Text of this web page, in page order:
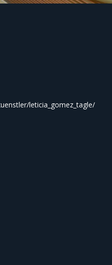
leticia_gomez_tagle/